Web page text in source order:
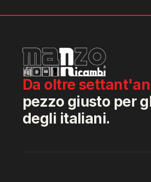
Da oltre
pezzo giusto per
degli italiani.